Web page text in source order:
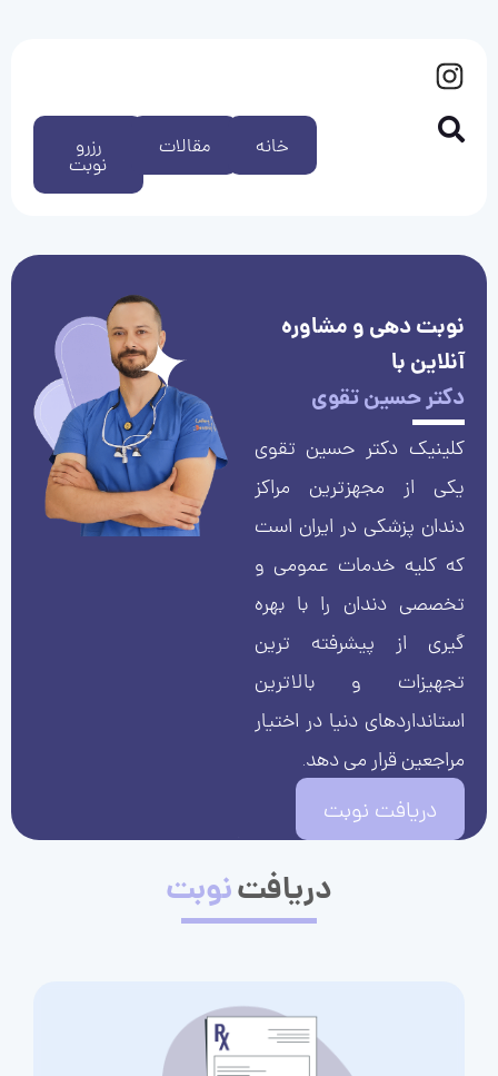
رزرو
نوبت
مقالات خانه
نوبت دهی و مشاوره
آنلاین با
دکتر حسین تقوی
کلینیک دکتر حسین تقوی
یکی از مجهزترین مراکز
دندان پزشکی در ایران است
که کلیه خدمات عمومی و
تخصصی دندان را با بهره
گیری از پیشرفته ترین
تجهیزات و بالاترین
استانداردهای دنیا در اختیار
مراجعین قرار می دهد.
دریافت نوبت
دریافتنوبت